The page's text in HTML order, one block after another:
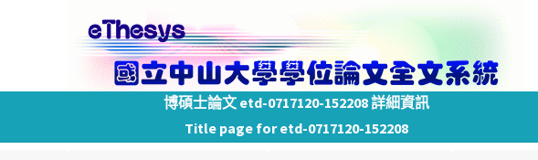
博碩士論文 etd-0717120-152208 詳細資訊
Title page for etd-0717120-152208